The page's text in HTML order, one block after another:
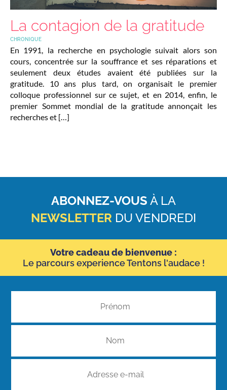
La contagion de la gratitude
CHRONIQUE
En 1991, la recherche en psychologie suivait alors son
cours, concentrée sur la souffrance et ses réparations et
seulement deux études avaient été publiées sur la
gratitude. 10 ans plus tard, on organisait le premier
colloque professionnel sur ce sujet, et en 2014, enfin, le
premier Sommet mondial de la gratitude annonçait les
recherches et […]
ABONNEZ-VOUS À LA
NEWSLETTER DU VENDREDI
Votre cadeau de bienvenue :
Le parcours experience Tentons l'audace !